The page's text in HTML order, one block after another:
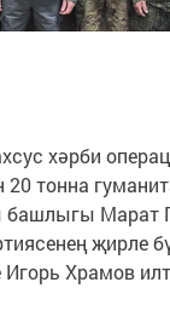
хәрби
20 тонна
башлыгы Марат
җирле
Храмов